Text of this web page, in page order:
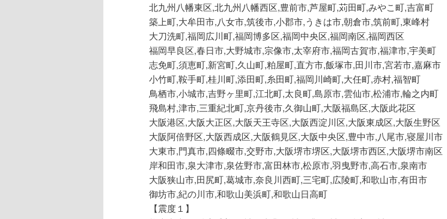
北九州八幡東区,北九州八幡西区,豊前市,芦屋町,苅田町,みやこ町,吉富町
築上町,大牟田市,八女市,筑後市,小郡市,うきは市,朝倉市,筑前町,東峰村
大刀洗町,福岡広川町,福岡博多区,福岡中央区,福岡南区,福岡西区
福岡早良区,春日市,大野城市,宗像市,太宰府市,福岡古賀市,福津市,宇美町
志免町,須恵町,新宮町,久山町,粕屋町,直方市,飯塚市,田川市,宮若市,嘉麻市
小竹町,鞍手町,桂川町,添田町,糸田町,福岡川崎町,大任町,赤村,福智町
鳥栖市,小城市,吉野ヶ里町,江北町,太良町,島原市,雲仙市,松浦市,輪之内町
飛島村,津市,三重紀北町,京丹後市,久御山町,大阪福島区,大阪此花区
大阪港区,大阪大正区,大阪天王寺区,大阪西淀川区,大阪東成区,大阪生野区
大阪阿倍野区,大阪西成区,大阪鶴見区,大阪中央区,豊中市,八尾市,寝屋川市
大東市,門真市,四條畷市,交野市,大阪堺市堺区,大阪堺市西区,大阪堺市南区
岸和田市,泉大津市,泉佐野市,富田林市,松原市,羽曳野市,高石市,泉南市
大阪狭山市,田尻町,葛城市,奈良川西町,三宅町,広陵町,和歌山市,有田市
御坊市,紀の川市,和歌山美浜町,和歌山日高町
【震度１】